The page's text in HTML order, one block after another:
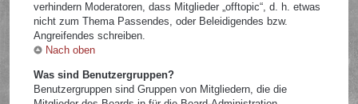
verhindern Moderatoren, dass Mitglieder „offtopic“, d. h. etwas
nicht zum Thema Passendes, oder Beleidigendes bzw.
Angreifendes schreiben.
Nach oben
Was sind Benutzergruppen?
Benutzergruppen sind Gruppen von Mitgliedern, die die